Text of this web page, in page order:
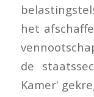
het
de
Kamer'